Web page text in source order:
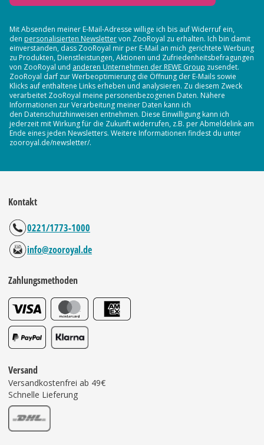
Mit Absenden meiner E-Mail-Adresse willige ich bis auf Widerruf ein,
den personalisierten Newslettervon ZooRoyal zu erhalten. Ich bin damit
einverstanden, dass ZooRoyal mir per E-Mail an mich gerichtete Werbung
zu Produkten, Dienstleistungen, Aktionen und Zufriedenheitsbefragungen
von ZooRoyal und anderen Unternehmen der REWE Group zusendet.
ZooRoyal darf zur Werbeoptimierung die Öffnung der E-Mails sowie
Klicks auf enthaltene Links erheben und analysieren. Zu diesem Zweck
verarbeitet ZooRoyal meine personenbezogenen Daten. Nähere
Informationen zur Verarbeitung meiner Daten kann ich
den Datenschutzhinweisen entnehmen. Diese Einwilligung kann ich
jederzeit mit Wirkung für die Zukunft widerrufen, z.B. per Abmeldelink am
Ende eines jeden Newsletters. Weitere Informationen findest du unter
zooroyal.de/newsletter/.
Kontakt
0221/1773-1000
info@zooroyal.de
Zahlungsmethoden
Versand
Versandkostenfrei ab 49€
Schnelle Lieferung